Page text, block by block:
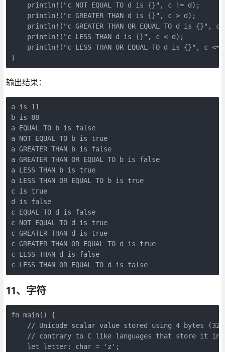
    println!("c NOT EQUAL TO d is {}", c != d);
    println!("c GREATER THAN d is {}", c > d);
println!("c GREATER THAN OR EQUAL TO d is {}", c
    println!("c LESS THAN d is {}", c < d);
println!("c LESS THAN OR EQUAL TO d is {}", c <=
输出结果：
a is 11
b is 88
a EQUAL TO b is false
a NOT EQUAL TO b is true
a GREATER THAN b is false
a GREATER THAN OR EQUAL TO b is false
a LESS THAN b is true
a LESS THAN OR EQUAL TO b is true
c is true
d is false
c EQUAL TO d is false
c NOT EQUAL TO d is true
c GREATER THAN d is true
c GREATER THAN OR EQUAL TO d is true
c LESS THAN d is false
c LESS THAN OR EQUAL TO d is false
11、字符
fn main() {
// Unicode scalar value stored using 4 bytes (32
// contrary to C like languages that store it in
    let letter: char = 'z';